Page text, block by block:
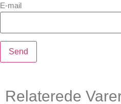
E-mail
Relaterede